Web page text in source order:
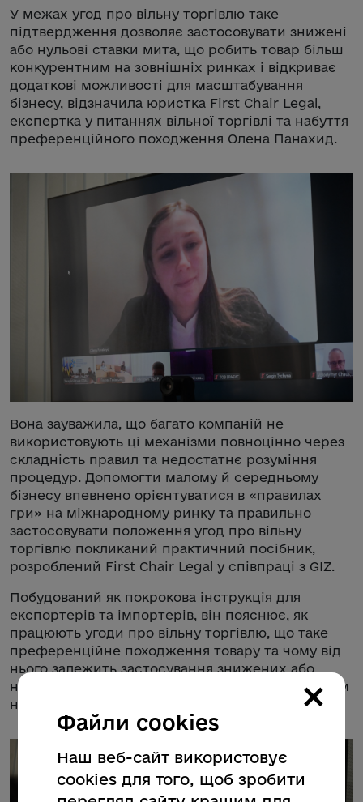
У межах угод про вільну торгівлю таке
підтвердження дозволяє застосовувати знижені
або нульові ставки мита, що робить товар більш
конкурентним на зовнішніх ринках і відкриває
додаткові можливості для масштабування
бізнесу, відзначила юристка First Chair Legal,
експертка у питаннях вільної торгівлі та набуття
преференційного походження Олена Панахид.
Вона зауважила, що багато компаній не
використовують ці механізми повноцінно через
складність правил та недостатнє розуміння
процедур. Допомогти малому й середньому
бізнесу впевнено орієнтуватися в «правилах
гри» на міжнародному ринку та правильно
застосовувати положення угод про вільну
торгівлю покликаний практичний посібник,
розроблений First Chair Legal у співпраці з GIZ.
Побудований як покрокова інструкція для
експортерів та імпортерів, він пояснює, як
працюють угоди про вільну торгівлю, що таке
преференційне походження товару та чому від
нього залежить застосування знижених або
нульових ставок мита. Основна увага – правилам
набуття походження на основі Конвенції ПЄМ.
×
Файли cookies
Наш веб-сайт використовує
cookies для того, щоб зробити